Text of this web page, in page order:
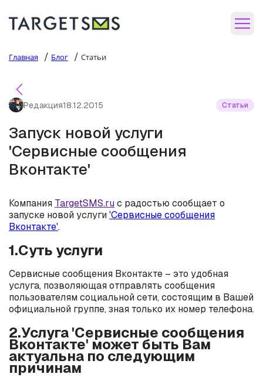
Главная / Блог / Статьи
Редакция18.12.2015 Статьи
Запуск новой услуги
'Сервисные сообщения
Вконтакте'
Компания TargetSMS.ruс радостью сообщает о
запуске новой услуги'Сервисные сообщения
Вконтакте'.
1.Суть услуги
Сервисные сообщения Вконтакте – это удобная
услуга, позволяющая отправлять сообщения
пользователям социальной сети, состоящим в Вашей
официальной группе, зная только их номер телефона.
2.Услуга 'Сервисные сообщения
Вконтакте' может быть Вам
актуальна по следующим
причинам